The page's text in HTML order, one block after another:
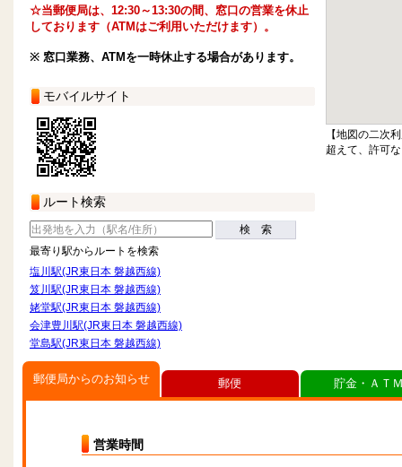
☆当郵便局は、12:30～13:30の間、窓口の営業を休止
しております（ATMはご利用いただけます）。
※ 窓口業務、ATMを一時休止する場合があります。
モバイルサイト
ルート検索
検 索
最寄り駅からルートを検索
塩川駅(JR東日本 磐越西線)
笈川駅(JR東日本 磐越西線)
姥堂駅(JR東日本 磐越西線)
会津豊川駅(JR東日本 磐越西線)
堂島駅(JR東日本 磐越西線)
【地図の二次
超えて、許可
郵便局からのお知らせ
営業時間
郵便 貯金・ＡＴ